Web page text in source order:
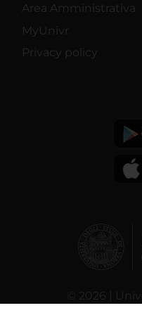
Area Amministrativa
MyUnivr
Privacy policy
© 2026 |